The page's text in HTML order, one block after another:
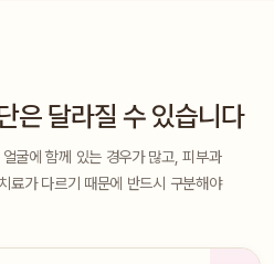
은 달라질 수 있습니다
굴에 함께 있는 경우가 많고, 피부과
료가 다르기 때문에 반드시 구분해야